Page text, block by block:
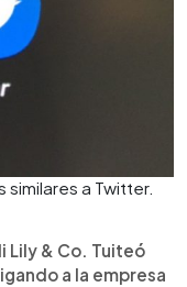
a Twitter.
Lily & Co. Tuiteó
a la empresa